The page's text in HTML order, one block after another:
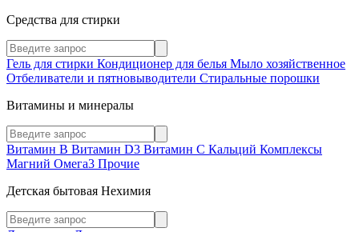
Средства для стирки
Гель для стирки Кондиционер для белья Мыло хозяйственное
Отбеливатели и пятновыводители Стиральные порошки
Витамины и минералы
Витамин В Витамин D3 Витамин С Кальций Комплексы
Магний Омега3 Прочие
Детская бытовая Нехимия